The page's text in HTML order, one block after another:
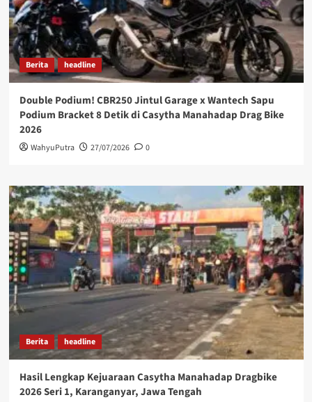
Berita headline
Double Podium! CBR250 Jintul Garage x Wantech Sapu
Podium Bracket 8 Detik di Casytha Manahadap Drag Bike
2026
WahyuPutra 27/07/2026 0
Berita headline
Hasil Lengkap Kejuaraan Casytha Manahadap Dragbike
2026 Seri 1, Karanganyar, Jawa Tengah